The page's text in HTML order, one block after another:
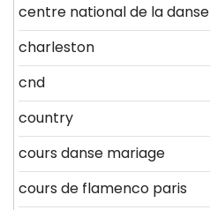
centre national de la danse
charleston
cnd
country
cours danse mariage
cours de flamenco paris